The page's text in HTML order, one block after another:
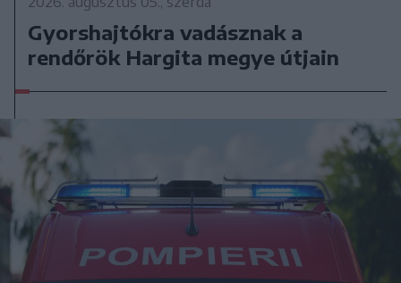
Gyorshajtókra vadásznak a
rendőrök Hargita megye útjain